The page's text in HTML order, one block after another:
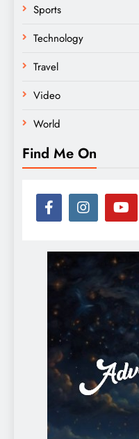
Sports
Technology
Travel
Video
World
Find Me On